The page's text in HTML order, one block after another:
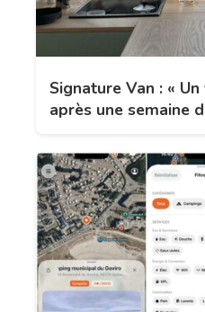
Signature Van : «
après une semaine